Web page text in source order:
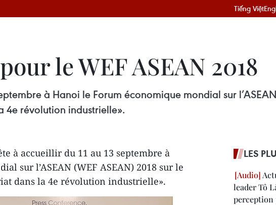
Tiếng Việt
le WEF ASEAN 2018
à Hanoi le Forum économique mondial sur
4e révolution industrielle».
à accueillir du 11 au 13 septembre à
sur l’ASEAN (WEF ASEAN) 2018 sur le
dans la 4e révolution industrielle».
LES
leader Tô
perception